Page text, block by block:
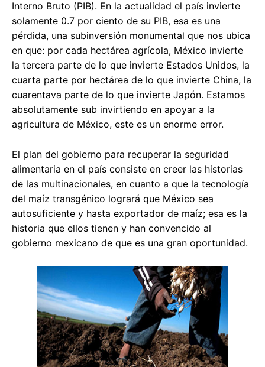
Interno Bruto (PIB). En la actualidad el país invierte
solamente 0.7 por ciento de su PIB, esa es una
pérdida, una subinversión monumental que nos ubica
en que: por cada hectárea agrícola, México invierte
la tercera parte de lo que invierte Estados Unidos, la
cuarta parte por hectárea de lo que invierte China, la
cuarentava parte de lo que invierte Japón. Estamos
absolutamente sub invirtiendo en apoyar a la
agricultura de México, este es un enorme error.
El plan del gobierno para recuperar la seguridad
alimentaria en el país consiste en creer las historias
de las multinacionales, en cuanto a que la tecnología
del maíz transgénico logrará que México sea
autosuficiente y hasta exportador de maíz; esa es la
historia que ellos tienen y han convencido al
gobierno mexicano de que es una gran oportunidad.